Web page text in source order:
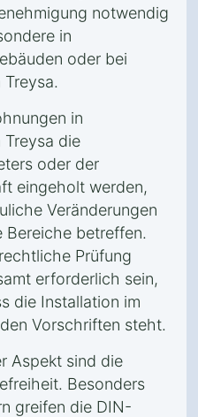
notwendig
in
oder bei
in
Treysa die
oder der
eingeholt werden,
Veränderungen
betreffen.
Prüfung
erforderlich sein,
die Installation im
Vorschriften steht.
Aspekt sind die
Besonders
greifen die DIN-